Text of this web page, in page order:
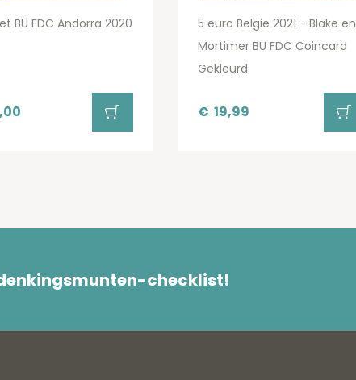
BU FDC Andorra 2020
5 euro Belgie 2021 - Blake en
Mortimer BU FDC Coincard
Gekleurd
€ 19,99
checklist!